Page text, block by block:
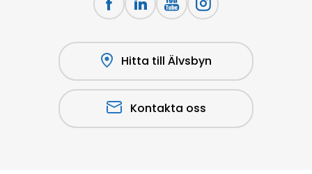
Hitta till Älvsbyn
Kontakta oss